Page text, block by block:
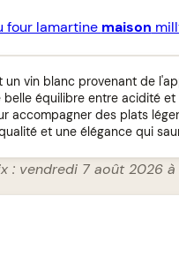
four lamartine maison
un vin blanc provenant de
équilibre entre acidité
accompagner des plats
et une élégance qui
: vendredi 7 août 2026